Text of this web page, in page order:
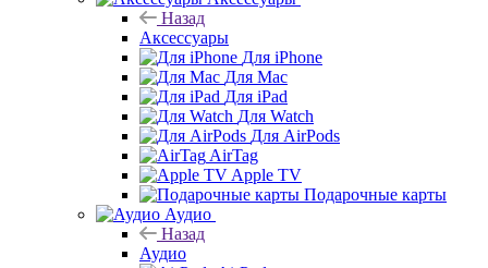
Назад
Аксессуары
Для iPhone
Для Mac
Для iPad
Для Watch
Для AirPods
AirTag
Apple TV
Подарочные карты
Аудио
Назад
Аудио